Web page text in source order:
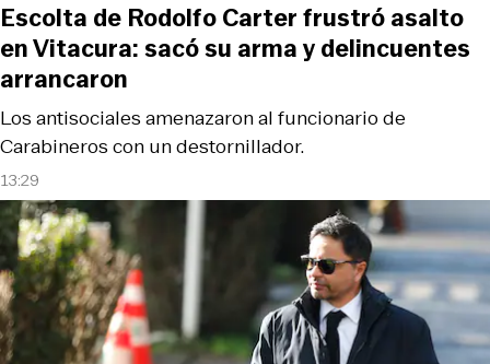
13:29
Los antisociales amenazaron al funcionario de
Carabineros con un destornillador.
Escolta de Rodolfo Carter frustró asalto
en Vitacura: sacó su arma y delincuentes
arrancaron